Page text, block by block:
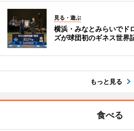
見る・遊ぶ
横浜・みなとみらいで
ズが球団初のギネス世界
もっと見る
食べる